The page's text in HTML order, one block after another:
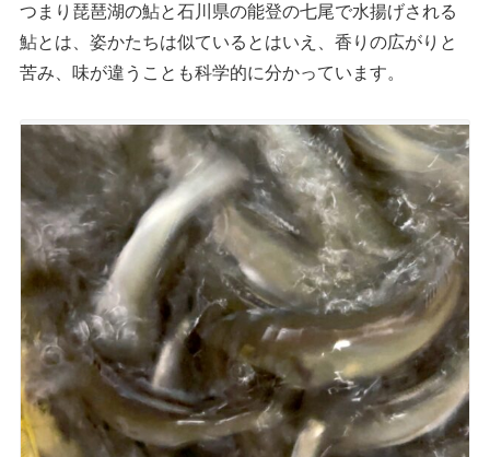
つまり琵琶湖の鮎と石川県の能登の七尾で水揚げされる
鮎とは、姿かたちは似ているとはいえ、香りの広がりと
苦み、味が違うことも科学的に分かっています。